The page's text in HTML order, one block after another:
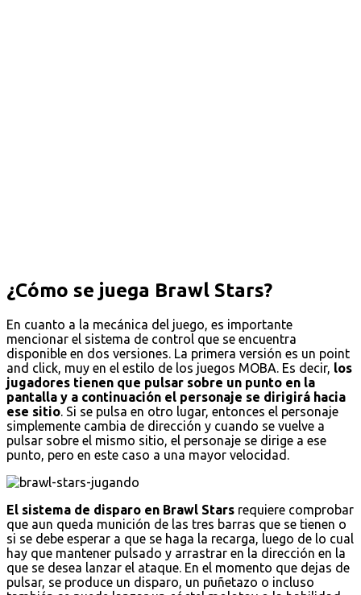
¿Cómo se juega Brawl Stars?
En cuanto a la mecánica del juego, es importante
mencionar el sistema de control que se encuentra
disponible en dos versiones. La primera versión es un point
and click, muy en el estilo de los juegos MOBA. Es decir, los
jugadores tienen que pulsar sobre un punto en la
pantalla y a continuación el personaje se dirigirá hacia
ese sitio. Si se pulsa en otro lugar, entonces el personaje
simplemente cambia de dirección y cuando se vuelve a
pulsar sobre el mismo sitio, el personaje se dirige a ese
punto, pero en este caso a una mayor velocidad.
El sistema de disparo en Brawl Stars requiere comprobar
que aun queda munición de las tres barras que se tienen o
si se debe esperar a que se haga la recarga, luego de lo cual
hay que mantener pulsado y arrastrar en la dirección en la
que se desea lanzar el ataque. En el momento que dejas de
pulsar, se produce un disparo, un puñetazo o incluso